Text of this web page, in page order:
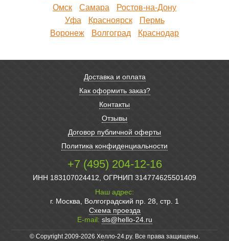
Омск
Самара
Ростов-на-Дону
Уфа
Красноярск
Пермь
Воронеж
Волгоград Краснодар
Доставка и оплата
Как оформить заказ?
Контакты
Отзывы
Договор публичной оферты
Политика конфиденциальности
+7 (495) 204-12-16
ИНН 183107024412, ОГРНИП 314774625501409
Наш адрес:
г. Москва, Волгоградский пр. 28, стр. 1
Схема проезда
E-mail: sls@hello-24.ru
© Copyright 2009-2026 Хелло-24.ру. Все права защищены.